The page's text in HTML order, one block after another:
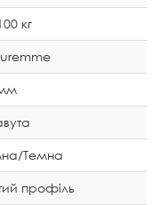
кг
Темна
профіль